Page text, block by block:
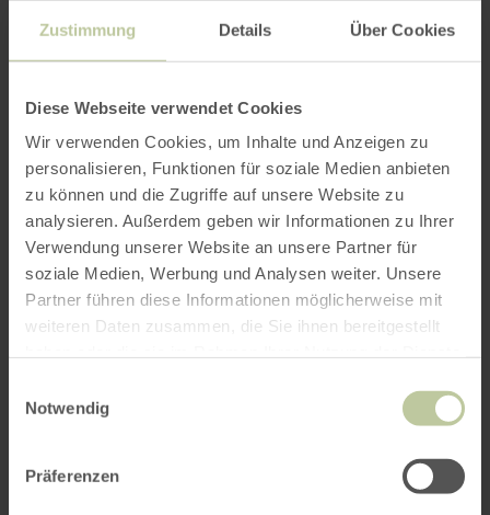
Zustimmung Details Über Cookies
Diese Webseite verwendet Cookies
Wir verwenden Cookies, um Inhalte und Anzeigen zu
personalisieren, Funktionen für soziale Medien anbieten
zu können und die Zugriffe auf unsere Website zu
analysieren. Außerdem geben wir Informationen zu Ihrer
Verwendung unserer Website an unsere Partner für
soziale Medien, Werbung und Analysen weiter. Unsere
Partner führen diese Informationen möglicherweise mit
weiteren Daten zusammen, die Sie ihnen bereitgestellt
Notwendig
Präferenzen
Der Dürener Weihnachtsmarkt sorgt während
der Advents- und Weihnachtszeit für festliche
Betriebe und Handwerker präsentieren ihre
Produkte und es gibt an verschiedenen Tagen
Livemusik und andere Veranstaltungen. Die
Tradition des Weihnachtsmarkts reicht bis ins
Jahr 1974 zurück.
Zahlreiche Programmpunkte an den
Wochenenden laden die Besucher des
Weihnachtsmarktes zum Verweilen ein.
Impressionen